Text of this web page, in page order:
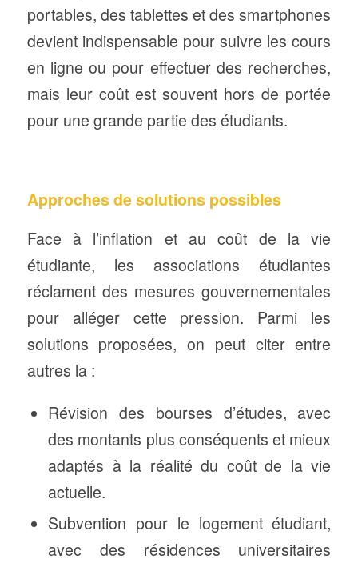
portables, des tablettes et des smartphones
devient indispensable pour suivre les cours
en ligne ou pour effectuer des recherches,
mais leur coût est souvent hors de portée
pour une grande partie des étudiants.
Approches de solutions possibles
Face à l’inflation et au coût de la vie
étudiante, les associations étudiantes
réclament des mesures gouvernementales
pour alléger cette pression. Parmi les
solutions proposées, on peut citer entre
autres la :
Révision des bourses d’études, avec
des montants plus conséquents et mieux
adaptés à la réalité du coût de la vie
actuelle.
Subvention pour le logement étudiant,
avec des résidences universitaires